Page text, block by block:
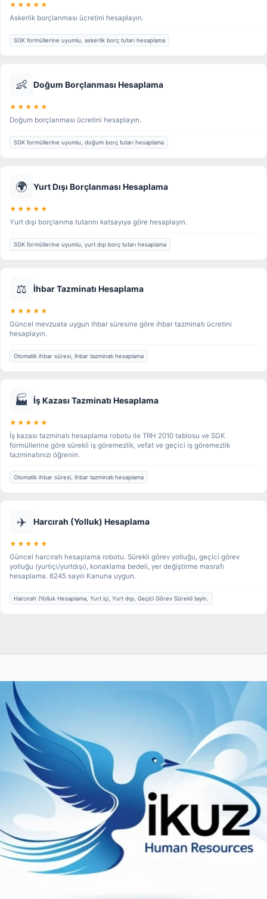
★★★★★
Askerlik borçlanması ücretini hesaplayın.
SGK formüllerine uyumlu, askerlik borç tutarı hesaplama
👶 Doğum Borçlanması Hesaplama
★★★★★
Doğum borçlanması ücretini hesaplayın.
SGK formüllerine uyumlu, doğum borç tutarı hesaplama
🌍 Yurt Dışı Borçlanması Hesaplama
★★★★★
Yurt dışı borçlanma tutarını katsayıya göre hesaplayın.
SGK formüllerine uyumlu, yurt dışı borç tutarı hesaplama
⚖️ İhbar Tazminatı Hesaplama
★★★★★
Güncel mevzuata uygun ihbar süresine göre ihbar tazminatı ücretini
hesaplayın.
Otomatik ihbar süresi, ihbar tazminatı hesaplama
🏭 İş Kazası Tazminatı Hesaplama
★★★★★
İş kazası tazminatı hesaplama robotu ile TRH 2010 tablosu ve SGK
formüllerine göre sürekli iş göremezlik, vefat ve geçici iş göremezlik
tazminatınızı öğrenin.
Otomatik ihbar süresi, ihbar tazminatı hesaplama
✈️ Harcırah (Yolluk) Hesaplama
★★★★★
Güncel harcırah hesaplama robotu. Sürekli görev yolluğu, geçici görev
yolluğu (yurtiçi/yurtdışı), konaklama bedeli, yer değiştirme masrafı
hesaplama. 6245 sayılı Kanuna uygun.
Harcırah (Yolluk Hesaplama, Yurt içi, Yurt dışı, Geçici Görev Sürekli tayin.